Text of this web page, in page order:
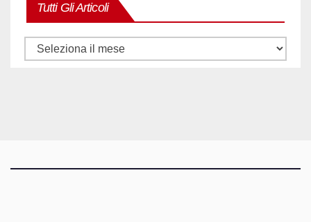
Tutti Gli Articoli
Tutti